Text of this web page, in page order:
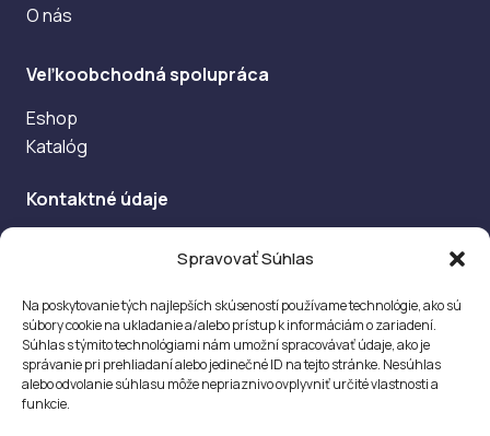
Spravovať Súhlas
Na poskytovanie tých najlepších skúseností používame technológie, ako sú
súbory cookie na ukladanie a/alebo prístup k informáciám o zariadení.
Súhlas s týmito technológiami nám umožní spracovávať údaje, ako je
správanie pri prehliadaní alebo jedinečné ID na tejto stránke. Nesúhlas
alebo odvolanie súhlasu môže nepriaznivo ovplyvniť určité vlastnosti a
funkcie.
O nás
Veľkoobchodná spolupráca
Eshop
Katalóg
Kontaktné údaje
info@delitalia.sk
+421 484 153 656
+421 948 314 432